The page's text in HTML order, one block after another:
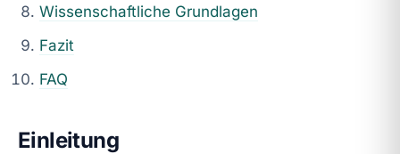
Wissenschaftliche Grundlagen
Fazit
FAQ
Einleitung